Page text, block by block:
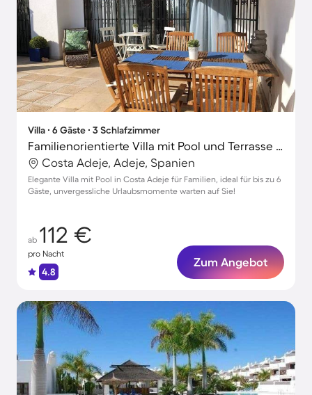
Villa ∙ 6 Gäste ∙ 3 Schlafzimmer
Familienorientierte Villa mit Pool und Terrasse | Nah am Strand
Costa Adeje, Adeje, Spanien
Elegante Villa mit Pool in Costa Adeje für Familien, ideal für bis zu 6
Gäste, unvergessliche Urlaubsmomente warten auf Sie!
ab 112 €
pro Nacht
4.8
Zum Angebot